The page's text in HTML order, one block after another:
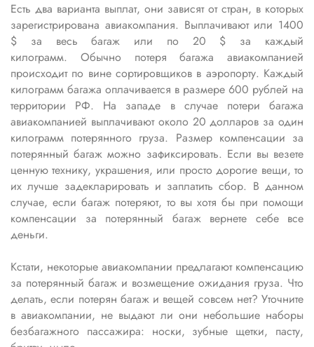
Есть два варианта выплат, они зависят от стран, в которых
зарегистрирована авиакомпания. Выплачивают или 1400
$ за весь багаж или по 20 $ за каждый
килограмм. Обычно потеря багажа авиакомпанией
происходит по вине сортировщиков в аэропорту. Каждый
килограмм багажа оплачивается в размере 600 рублей на
территории РФ. На западе в случае потери багажа
авиакомпанией выплачивают около 20 долларов за один
килограмм потерянного груза. Размер компенсации за
потерянный багаж можно зафиксировать. Если вы везете
ценную технику, украшения, или просто дорогие вещи, то
их лучше задекларировать и заплатить сбор. В данном
случае, если багаж потеряют, то вы хотя бы при помощи
компенсации за потерянный багаж вернете себе все
деньги.
Кстати, некоторые авиакомпании предлагают компенсацию
за потерянный багаж и возмещение ожидания груза. Что
делать, если потерян багаж и вещей совсем нет? Уточните
в авиакомпании, не выдают ли они небольшие наборы
безбагажного пассажира: носки, зубные щетки, пасту,